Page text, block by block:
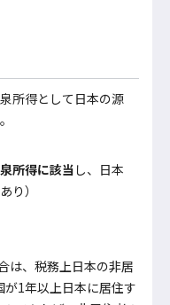
所得として日本の源
所得に該当 し、日本
り）
は、税務上日本の非居
1年以上日本に居住す